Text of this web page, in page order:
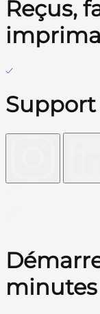
Reçus,
Support
minutes